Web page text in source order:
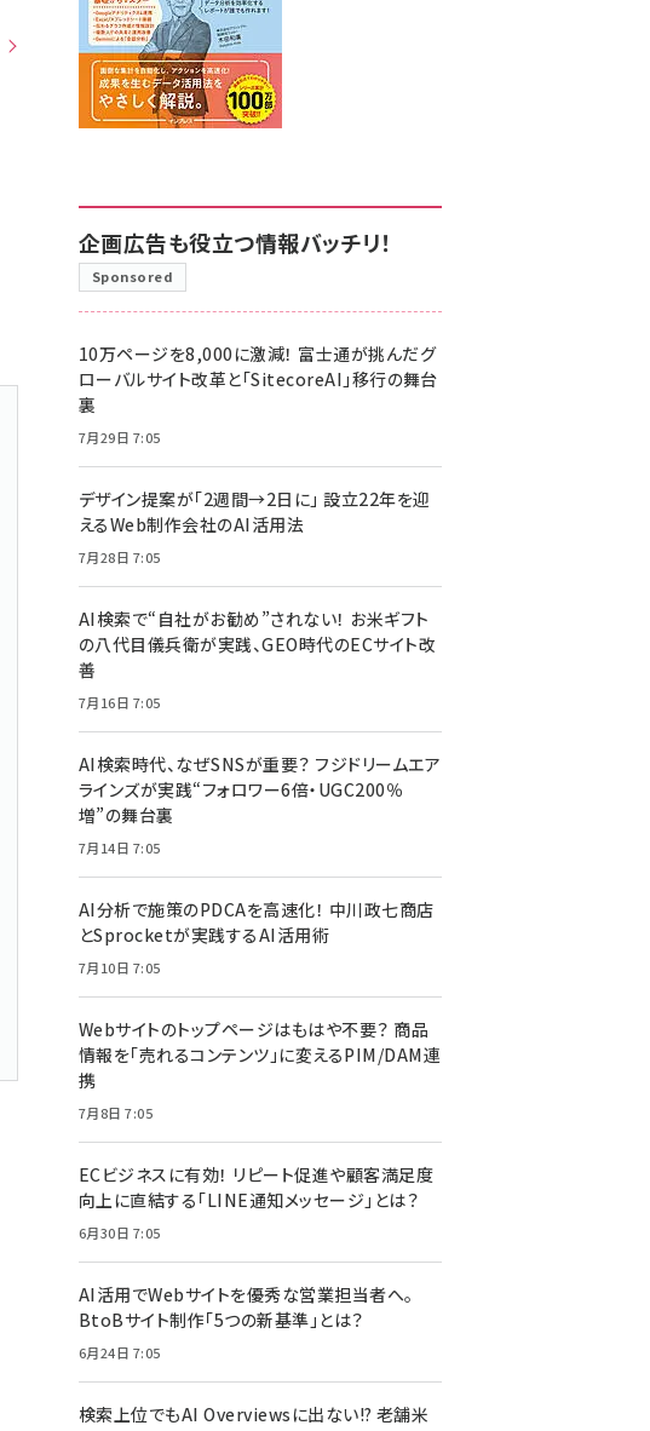
企画広告も役立つ情報バッチリ！
Sponsored
10万ページを8,000に激減！ 富士通が挑んだグ
ローバルサイト改革と「SitecoreAI」移行の舞台
裏
7月29日 7:05
デザイン提案が「2週間→2日に」 設立22年を迎
えるWeb制作会社のAI活用法
7月28日 7:05
AI検索で“自社がお勧め”されない！ お米ギフト
の八代目儀兵衛が実践、GEO時代のECサイト改
善
7月16日 7:05
AI検索時代、なぜSNSが重要？ フジドリームエア
ラインズが実践“フォロワー6倍・UGC200％
増”の舞台裏
7月14日 7:05
AI分析で施策のPDCAを高速化！ 中川政七商店
とSprocketが実践するAI活用術
7月10日 7:05
Webサイトのトップページはもはや不要？ 商品
情報を「売れるコンテンツ」に変えるPIM/DAM連
携
7月8日 7:05
ECビジネスに有効！ リピート促進や顧客満足度
向上に直結する「LINE通知メッセージ」とは？
6月30日 7:05
AI活用でWebサイトを優秀な営業担当者へ。
BtoBサイト制作「5つの新基準」とは？
6月24日 7:05
検索上位でもAI Overviewsに出ない!? 老舗米